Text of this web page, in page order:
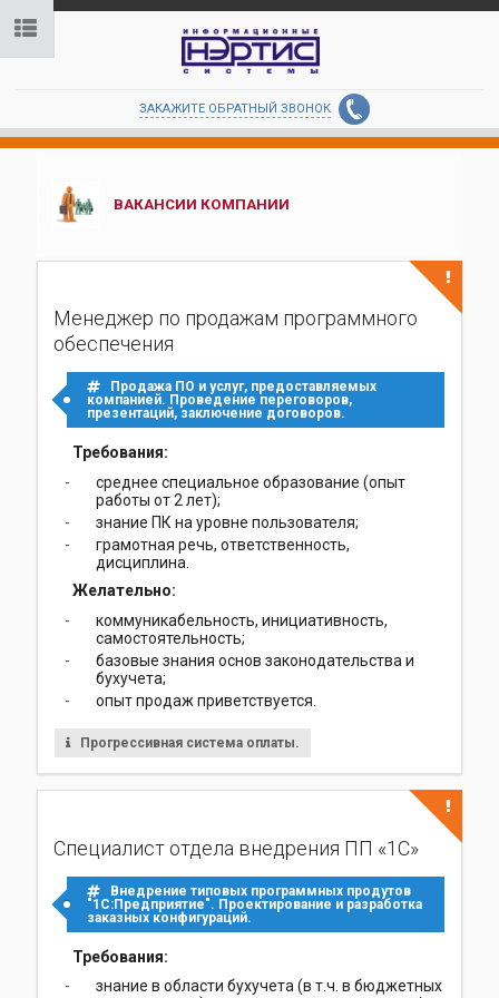
ЗАКАЖИТЕ ОБРАТНЫЙ ЗВОНОК
ВАКАНСИИ КОМПАНИИ
Менеджер по продажам программного
обеспечения
Продажа ПО и услуг, предоставляемых
компанией. Проведение переговоров,
презентаций, заключение договоров.
Требования:
среднее специальное образование (опыт
работы от 2 лет);
знание ПК на уровне пользователя;
грамотная речь, ответственность,
дисциплина.
Желательно:
коммуникабельность, инициативность,
самостоятельность;
базовые знания основ законодательства и
бухучета;
опыт продаж приветствуется.
Прогрессивная система оплаты.
Специалист отдела внедрения ПП «1С»
Внедрение типовых программных продутов
"1С:Предприятие". Проектирование и разработка
заказных конфигураций.
Требования:
знание в области бухучета (в т.ч. в бюджетных